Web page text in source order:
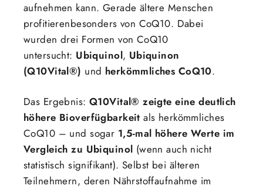
aufnehmen kann. Gerade ältere Menschen
profitierenbesonders von CoQ10. Dabei
wurden drei Formen von CoQ10
untersucht: Ubiquinol, Ubiquinon
(Q10Vital®) und herkömmliches CoQ10.
Das Ergebnis: Q10Vital® zeigte eine deutlich
höhere Bioverfügbarkeit als herkömmliches
CoQ10 – und sogar 1,5-mal höhere Werte im
Vergleich zu Ubiquinol (wenn auch nicht
statistisch signifikant). Selbst bei älteren
Teilnehmern, deren Nährstoffaufnahme im